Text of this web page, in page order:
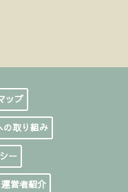
ップ
の取り組み
ー
運営者紹介